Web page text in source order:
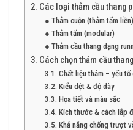
2. Các loại thảm cầu thang
● Thảm cuộn (thảm tấm liền)
● Thảm tấm (modular)
● Thảm cầu thang dạng
3. Cách chọn thảm cầu
3.1. Chất liệu thảm – yếu
3.2. Kiểu dệt & độ dày
3.3. Họa tiết và màu sắc
3.4. Kích thước & cách lắp
3.5. Khả năng chống trượt